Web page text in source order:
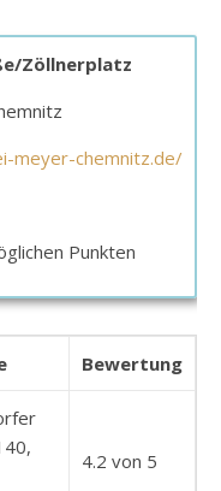
Zöllnerplatz
meyer-chemnitz.de/
Punkten
Bewertung
4.2 von 5